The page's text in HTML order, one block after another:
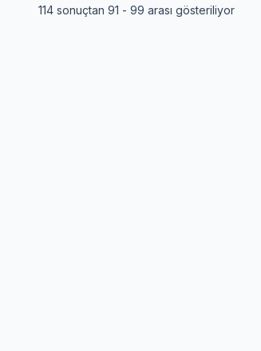
114 sonuçtan 91 - 99 arası gösteriliyor